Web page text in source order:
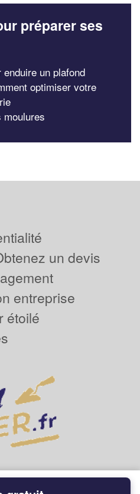
préparer ses
un plafond
optimiser votre
moulures
un devis
entreprise
étoilé